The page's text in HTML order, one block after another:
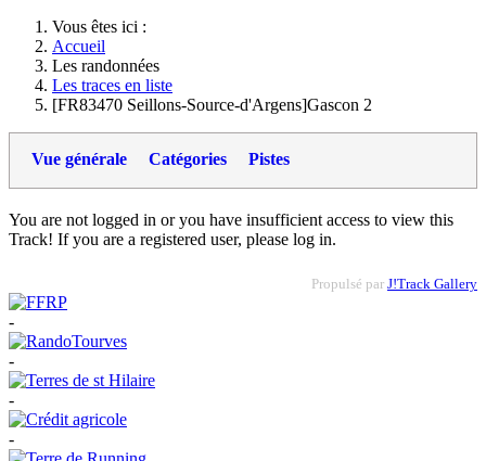
Vous êtes ici :
Accueil
Les randonnées
Les traces en liste
[FR83470 Seillons-Source-d'Argens]Gascon 2
Vue générale Catégories Pistes
You are not logged in or you have insufficient access to view this
Track! If you are a registered user, please log in.
Propulsé par J!Track Gallery
-
-
-
-